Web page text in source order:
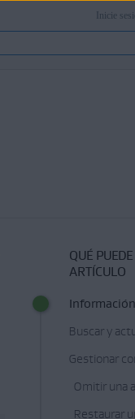
Inicie
QUÉ
ARTÍCULO
Buscar y
Gestionar
Restaurar